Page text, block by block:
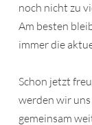
noch nicht zu
Am besten
immer die
Schon jetzt
werden wir
gemeinsam